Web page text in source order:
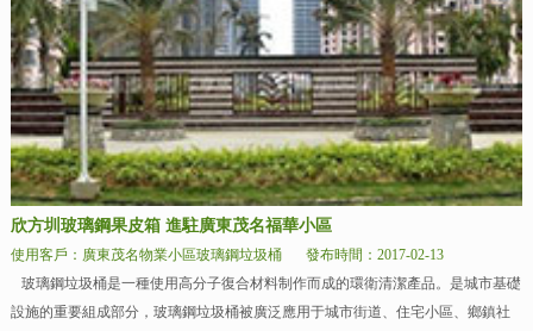
欣方圳玻璃鋼果皮箱 進駐廣東茂名福華小區
使用客戶：廣東茂名物業小區玻璃鋼垃圾桶
發布時間：2017-02-13
玻璃鋼垃圾桶是一種使用高分子復合材料制作而成的環衛清潔產品。是城市基礎
設施的重要組成部分，玻璃鋼垃圾桶被廣泛應用于城市街道、住宅小區、鄉鎮社